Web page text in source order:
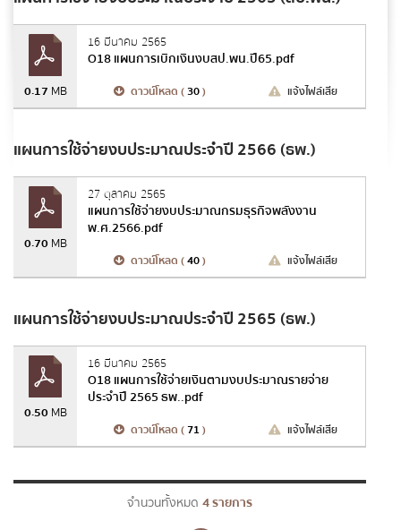
0.17 MB
16 มีนาคม 2565
O18 แผนการเบิกเงินงบสป.พน.ปี65.pdf
ดาวน์โหลด (30) แจ้งไฟล์เสีย
แผนการใช้จ่ายงบประมาณประจำปี 2566 (ธพ.)
0.70 MB
27 ตุลาคม 2565
แผนการใช้จ่ายงบประมาณกรมธุรกิจพลังงาน
พ.ศ.2566.pdf
ดาวน์โหลด (40) แจ้งไฟล์เสีย
แผนการใช้จ่ายงบประมาณประจำปี 2565 (ธพ.)
0.50 MB
16 มีนาคม 2565
O18 แผนการใช้จ่ายเงินตามงบประมาณรายจ่าย
ประจำปี 2565 ธพ..pdf
ดาวน์โหลด (71) แจ้งไฟล์เสีย
จำนวนทั้งหมด 4 รายการ
ส่งข้อความ ล้างข้อมูล